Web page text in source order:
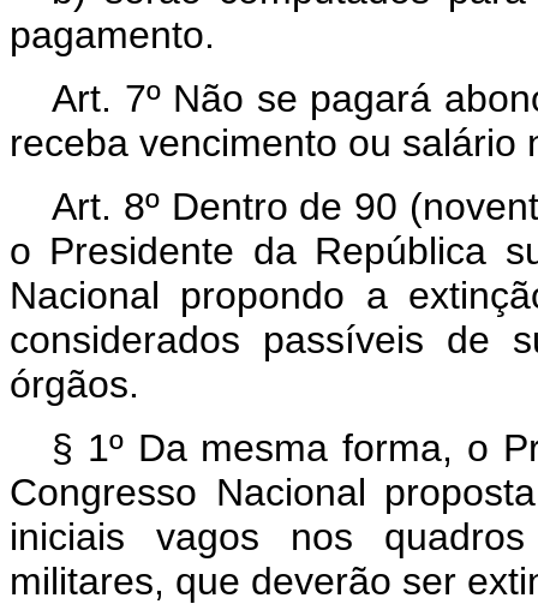
pagamento.
Art. 7º Não se pagará
receba vencimento ou salário
Art. 8º Dentro de 90
o Presidente da República
Nacional propondo a
considerados passíveis de
órgãos.
§ 1º Da mesma forma, o
Congresso Nacional
iniciais vagos nos
militares, que deverão ser